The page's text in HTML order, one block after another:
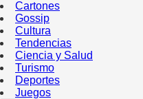
Cartones
Gossip
Cultura
Tendencias
Ciencia y Salud
Turismo
Deportes
Juegos